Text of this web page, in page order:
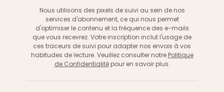
Nous utilisons des pixels de suivi au sein de nos
services d'abonnement, ce qui nous permet
d'optimiser le contenu et la fréquence des e-mails
que vous recevrez. Votre inscription inclut l'usage de
ces traceurs de suivi pour adapter nos envois à vos
habitudes de lecture. Veuillez consulter notre Politique
de Confidentialitépour en savoir plus.